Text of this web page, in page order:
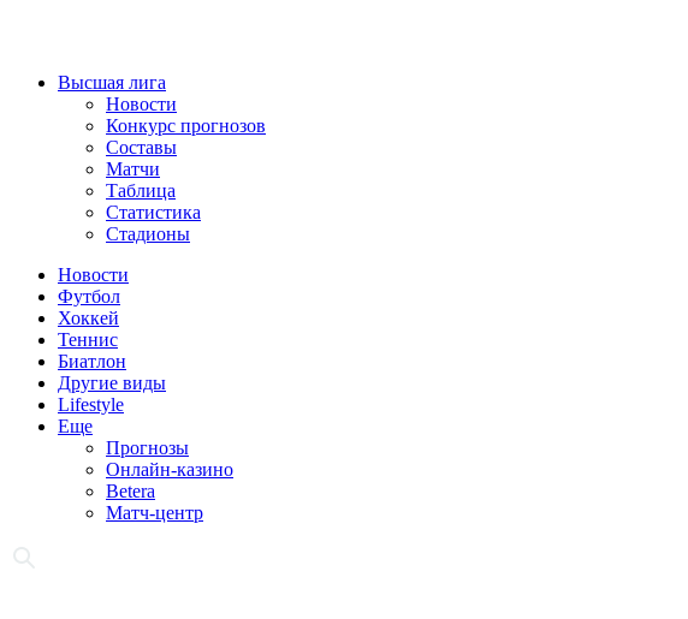
Высшая лига
Новости
Конкурс прогнозов
Составы
Матчи
Таблица
Статистика
Стадионы
Новости
Футбол
Хоккей
Теннис
Биатлон
Другие виды
Lifestyle
Еще
Прогнозы
Онлайн-казино
Betera
Матч-центр